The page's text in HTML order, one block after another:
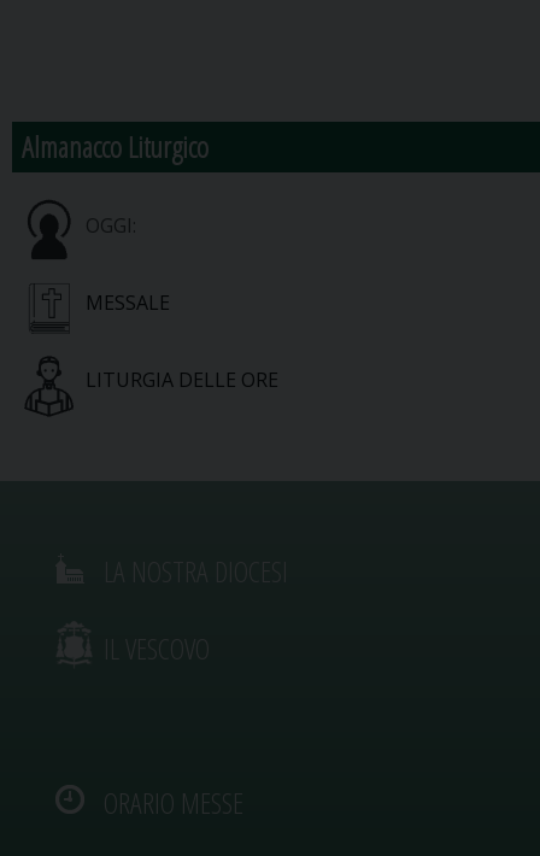
Almanacco Liturgico
OGGI:
MESSALE
LITURGIA DELLE ORE
IL VESCOVO
ORARIO MESSE